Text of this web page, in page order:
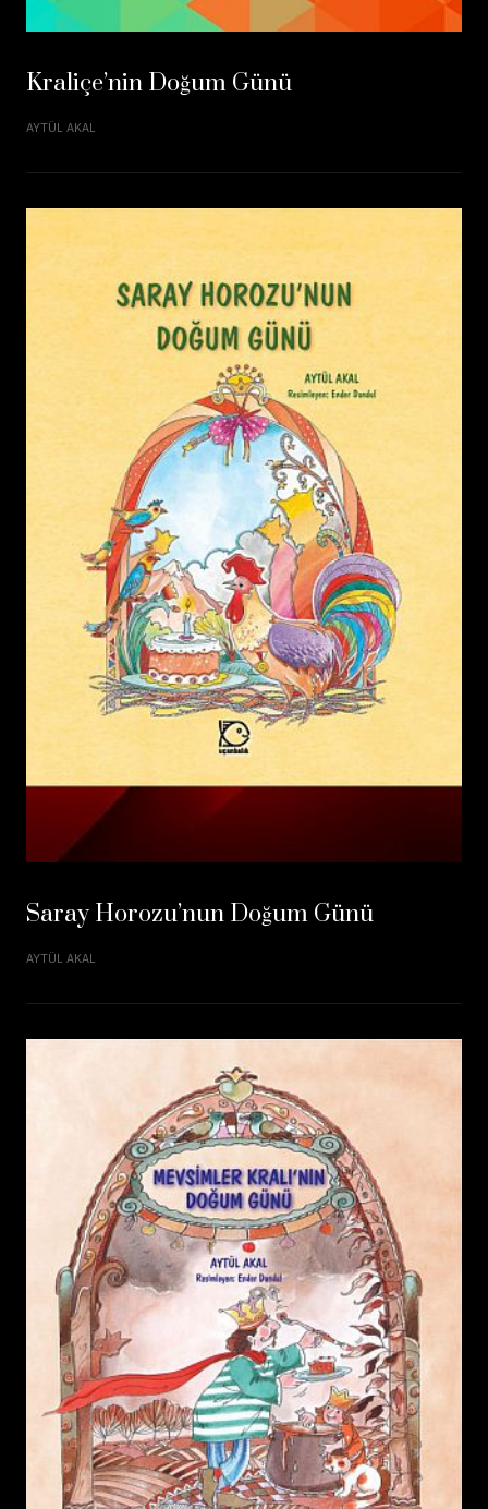
Kraliçe’nin Doğum Günü
AYTÜL AKAL
Saray Horozu’nun Doğum Günü
AYTÜL AKAL